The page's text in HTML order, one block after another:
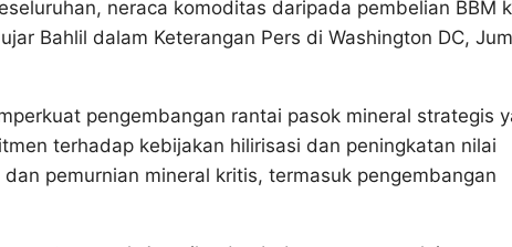
neraca komoditas daripada pembelian BBM
Bahlil dalam Keterangan Pers di Washington DC,
pengembangan rantai pasok mineral strategis
terhadap kebijakan hilirisasi dan peningkatan nilai
pemurnian mineral kritis, termasuk pengembangan